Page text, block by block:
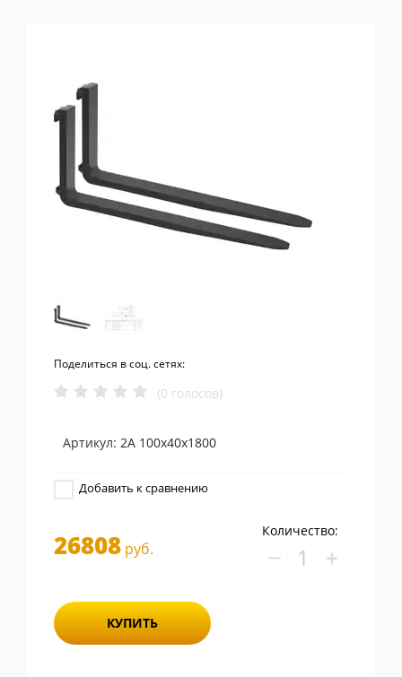
Поделиться в соц. сетях:
(0 голосов)
Артикул: 2А 100х40х1800
Добавить к сравнению
26808 руб.
Количество:
− +
КУПИТЬ